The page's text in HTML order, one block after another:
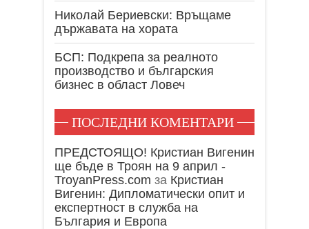
Николай Бериевски: Връщаме
държавата на хората
БСП: Подкрепа за реалното
производство и българския
бизнес в област Ловеч
ПОСЛЕДНИ КОМЕНТАРИ
ПРЕДСТОЯЩО! Кристиан Вигенин
ще бъде в Троян на 9 април -
TroyanPress.com за Кристиан
Вигенин: Дипломатически опит и
експертност в служба на
България и Европа